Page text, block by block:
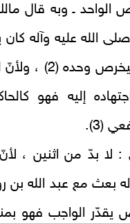
الله عليه وآله كان
بن رواحة فيخرص
إليه فهو
(3).
: لا بدّ من اثنين ،
يقدّر الواجب فهو